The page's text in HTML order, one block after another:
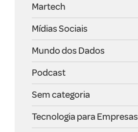
Martech
Mídias Sociais
Mundo dos Dados
Podcast
Sem categoria
Tecnologia para Empresas